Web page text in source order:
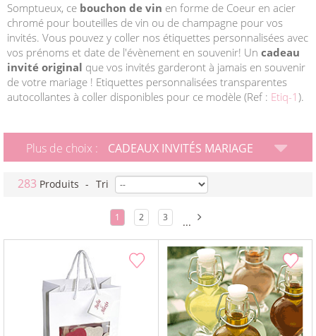
Somptueux, ce bouchon de vin en forme de Coeur en acier
chromé pour bouteilles de vin ou de champagne pour vos
invités. Vous pouvez y coller nos étiquettes personnalisées avec
vos prénoms et date de l'évènement en souvenir! Un cadeau
invité original que vos invités garderont à jamais en souvenir
de votre mariage ! Etiquettes personnalisées transparentes
autocollantes à coller disponibles pour ce modèle (Ref : Etiq-1 ).
Plus de choix : CADEAUX INVITÉS MARIAGE
283 Produits - Tri
1 2 3 ...